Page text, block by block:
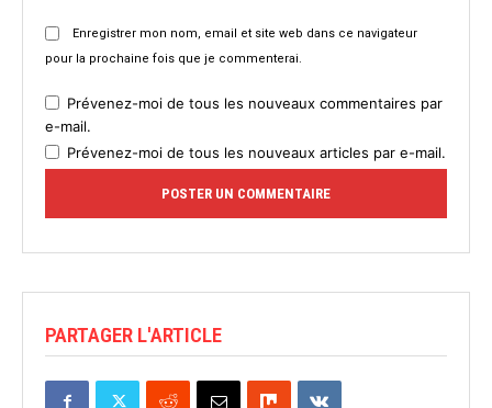
Enregistrer mon nom, email et site web dans ce navigateur
pour la prochaine fois que je commenterai.
Prévenez-moi de tous les nouveaux commentaires par
e-mail.
Prévenez-moi de tous les nouveaux articles par e-mail.
PARTAGER L'ARTICLE